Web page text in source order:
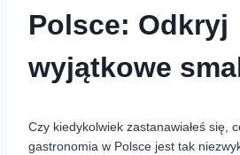
Polsce: Odkryj
wyjątkowe
Czy kiedykolwiek zastanawiałeś się,
gastronomia w Polsce jest tak